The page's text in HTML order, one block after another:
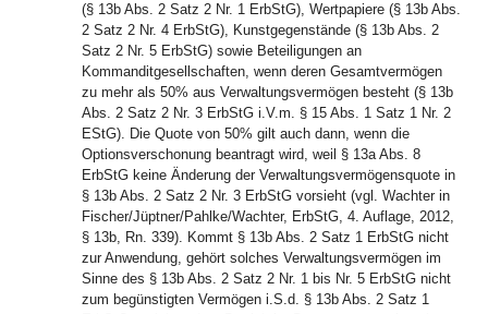
(§ 13b Abs. 2 Satz 2 Nr. 1 ErbStG), Wertpapiere (§ 13b Abs.
2 Satz 2 Nr. 4 ErbStG), Kunstgegenstände (§ 13b Abs. 2
Satz 2 Nr. 5 ErbStG) sowie Beteiligungen an
Kommanditgesellschaften, wenn deren Gesamtvermögen
zu mehr als 50% aus Verwaltungsvermögen besteht (§ 13b
Abs. 2 Satz 2 Nr. 3 ErbStG i.V.m. § 15 Abs. 1 Satz 1 Nr. 2
EStG). Die Quote von 50% gilt auch dann, wenn die
Optionsverschonung beantragt wird, weil § 13a Abs. 8
ErbStG keine Änderung der Verwaltungsvermögensquote in
§ 13b Abs. 2 Satz 2 Nr. 3 ErbStG vorsieht (vgl. Wachter in
Fischer/Jüptner/Pahlke/Wachter, ErbStG, 4. Auflage, 2012,
§ 13b, Rn. 339). Kommt § 13b Abs. 2 Satz 1 ErbStG nicht
zur Anwendung, gehört solches Verwaltungsvermögen im
Sinne des § 13b Abs. 2 Satz 2 Nr. 1 bis Nr. 5 ErbStG nicht
zum begünstigten Vermögen i.S.d. § 13b Abs. 2 Satz 1